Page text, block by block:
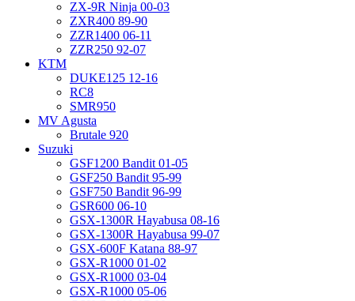
ZX-9R Ninja 00-03
ZXR400 89-90
ZZR1400 06-11
ZZR250 92-07
KTM
DUKE125 12-16
RC8
SMR950
MV Agusta
Brutale 920
Suzuki
GSF1200 Bandit 01-05
GSF250 Bandit 95-99
GSF750 Bandit 96-99
GSR600 06-10
GSX-1300R Hayabusa 08-16
GSX-1300R Hayabusa 99-07
GSX-600F Katana 88-97
GSX-R1000 01-02
GSX-R1000 03-04
GSX-R1000 05-06